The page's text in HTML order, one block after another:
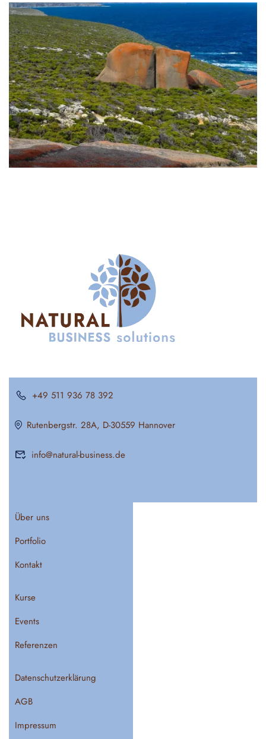
+49 511 936 78 392
Rutenbergstr. 28A, D-30559 Hannover
info@natural-business.de
Über uns
Portfolio
Kontakt
Kurse
Events
Referenzen
Datenschutzerklärung
AGB
Impressum